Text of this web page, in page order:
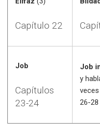
Capítulo 22
Job
Capítulos
23-24
Job
y
26-28